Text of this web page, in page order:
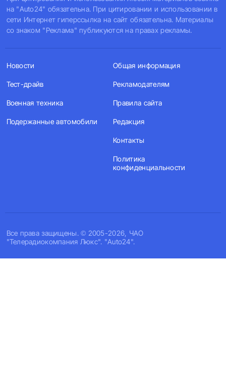
на "Auto24" обязательна. При цитировании и использовании в
сети Интернет гиперссылка на сайт обязательна. Материалы
со знаком "Реклама" публикуются на правах рекламы.
Все права защищены. © 2005-2026, ЧАО
"Телерадиокомпания Люкс". "Auto24".
Новости
Тест-драйв
Военная техника
Подержанные автомобили
Общая информация
Рекламодателям
Правила сайта
Редакция
Контакты
Политика
конфиденциальности